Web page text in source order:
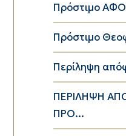
Πρόστιμο
Πρόστιμο
Περίληψη
ΠΕΡΙΛΗΨΗ
ΠΡΟ...